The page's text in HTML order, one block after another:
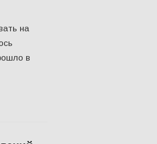
на
в